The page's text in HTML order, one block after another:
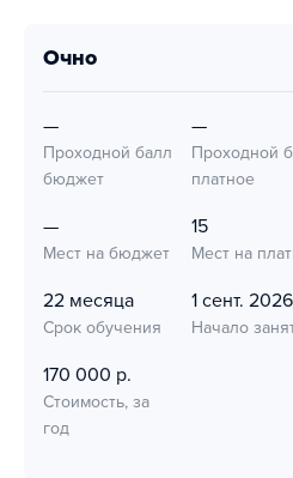
очно
—
Проходной балл
бюджет
—
Проходной
платное
—
Мест на бюджет
15
Мест на
22 месяца
Срок обучения
1 сент. 2026
Начало
170 000 р.
Стоимость, за
год